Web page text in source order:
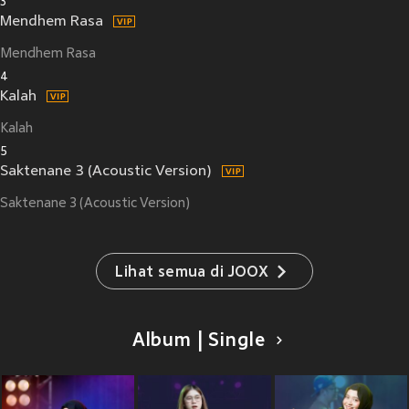
3
Mendhem Rasa
Mendhem Rasa
4
Kalah
Kalah
5
Saktenane 3 (Acoustic Version)
Saktenane 3 (Acoustic Version)
Lihat semua di JOOX
Album | Single